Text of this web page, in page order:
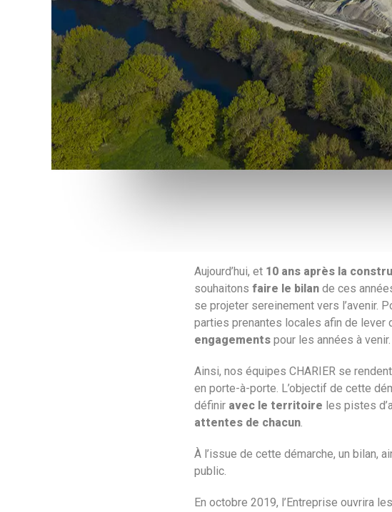
Aujourd’hui, et 10 ans après la
souhaitons faire le bilan de ces
se projeter sereinement vers l’avenir.
parties prenantes locales afin de lever
engagements pour les années à venir.
Ainsi, nos équipes CHARIER se
en porte-à-porte. L’objectif de cette
définir avec le territoire les pistes
attentes de chacun.
À l’issue de cette démarche, un bilan,
public.
En octobre 2019, l’Entreprise ouvrira